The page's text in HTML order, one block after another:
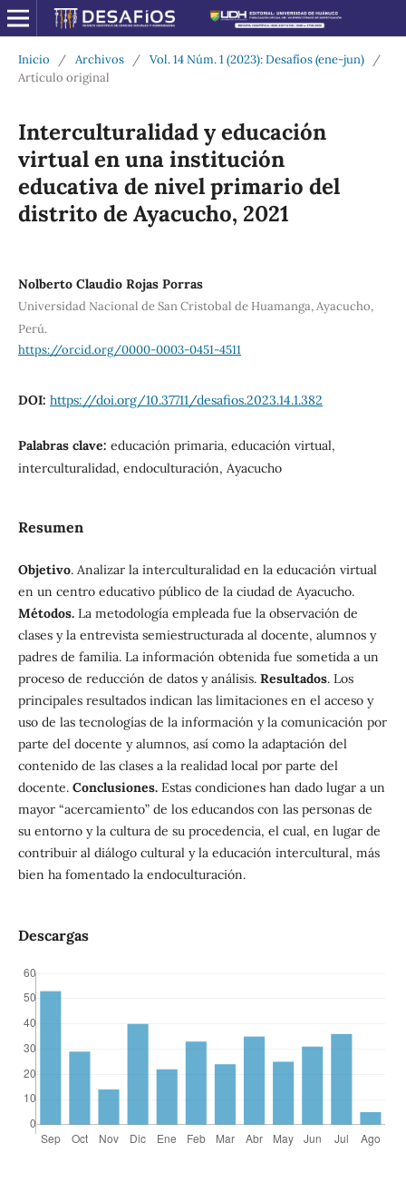
Inicio / Archivos / Vol. 14 Núm. 1 (2023): Desafíos (ene-jun)
/
Artículo original
Interculturalidad y educación
virtual en una institución
educativa de nivel primario del
distrito de Ayacucho, 2021
Nolberto Claudio Rojas Porras
Universidad Nacional de San Cristobal de Huamanga, Ayacucho,
Perú.
https://orcid.org/0000-0003-0451-4511
DOI: https://doi.org/10.37711/desafios.2023.14.1.382
Palabras clave: educación primaria, educación virtual,
interculturalidad, endoculturación, Ayacucho
Resumen
Objetivo. Analizar la interculturalidad en la educación virtual
en un centro educativo público de la ciudad de Ayacucho.
Métodos.La metodología empleada fue la observación de
clases y la entrevista semiestructurada al docente, alumnos y
padres de familia. La información obtenida fue sometida a un
proceso de reducción de datos y análisis. Resultados. Los
principales resultados indican las limitaciones en el acceso y
uso de las tecnologías de la información y la comunicación por
parte del docente y alumnos, así como la adaptación del
contenido de las clases a la realidad local por parte del
docente. Conclusiones.Estas condiciones han dado lugar a un
mayor “acercamiento” de los educandos con las personas de
su entorno y la cultura de su procedencia, el cual, en lugar de
contribuir al diálogo cultural y la educación intercultural, más
bien ha fomentado la endoculturación.
Descargas